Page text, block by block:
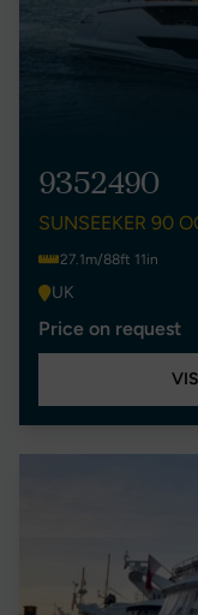
9352490
SUNSEEKER 90
27.1m/88ft 11in
UK
Price on request